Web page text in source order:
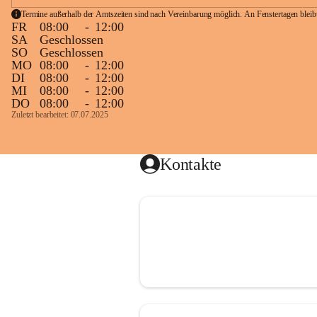
Termine außerhalb der Amtszeiten sind nach Vereinbarung möglich. An Fenstertagen
FR 08:00 - 12:00
SA
Geschlossen
SO
Geschlossen
MO 08:00 - 12:00
DI
08:00 - 12:00
MI
08:00 - 12:00
DO
08:00 - 12:00
Zuletzt bearbeitet: 07.07.2025
Kontakte